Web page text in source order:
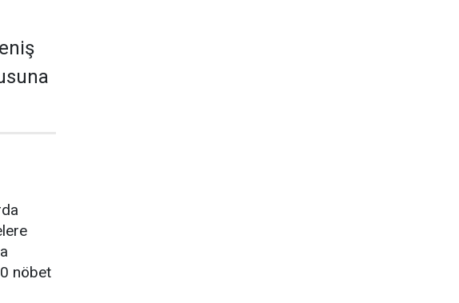
nöbet